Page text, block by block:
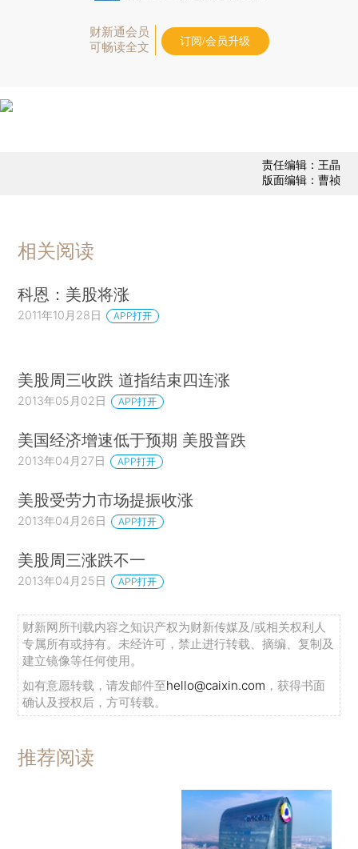
财新通会员
可畅读全文
订阅/会员升级
责任编辑：王晶
版面编辑：曹祯
相关阅读
科恩：美股将涨
2011年10月28日 APP打开
美股周三收跌 道指结束四连涨
2013年05月02日 APP打开
美国经济增速低于预期 美股普跌
2013年04月27日 APP打开
美股受劳力市场提振收涨
2013年04月26日 APP打开
美股周三涨跌不一
2013年04月25日 APP打开
财新网所刊载内容之知识产权为财新传媒及/或相关权利人
专属所有或持有。未经许可，禁止进行转载、摘编、复制及
建立镜像等任何使用。
如有意愿转载，请发邮件至hello@caixin.com ，获得书面
确认及授权后，方可转载。
推荐阅读